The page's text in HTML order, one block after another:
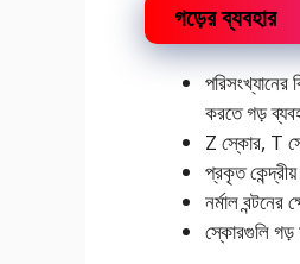
গড়ের ব্যবহার
করতে গড়
Z স্কোর, T
প্রকৃত
নর্মাল বন্টনের
স্কোরগুলি গড়